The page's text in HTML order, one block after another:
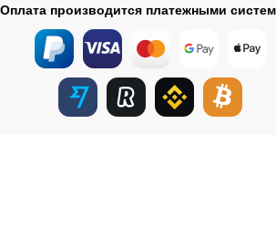
Оплата производится платежными